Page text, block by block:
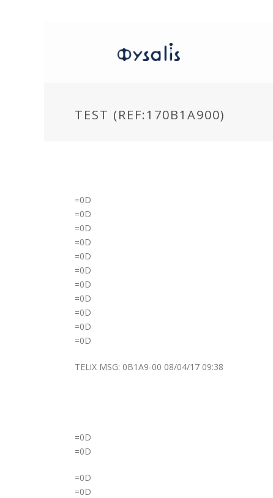
TEST (REF:170B1A900)
=0D
=0D
=0D
=0D
=0D
=0D
=0D
=0D
=0D
=0D
=0D
TELiX MSG: 0B1A9-00 08/04/17 09:38
=0D
=0D
=0D
=0D